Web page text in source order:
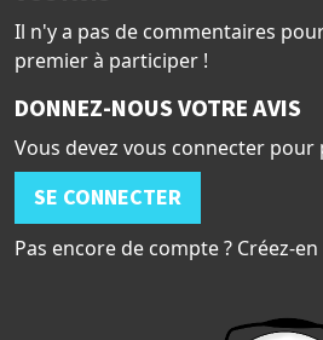
Il n'y a pas de commentaires
premier à participer !
DONNEZ-NOUS VOTRE AVIS
Vous devez vous connecter pour
SE CONNECTER
Pas encore de compte ? Créez-en